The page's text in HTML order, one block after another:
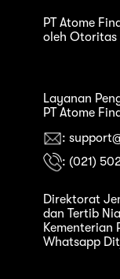
PT Atome
oleh Otoritas
Layanan
PT Atome
:
: (021)
Direktorat
dan Tertib
Kementerian
Whatsapp